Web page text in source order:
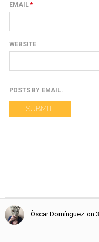
Òscar Domínguez on
EMAIL *
WEBSITE
POSTS BY EMAIL.
© Copyright de los